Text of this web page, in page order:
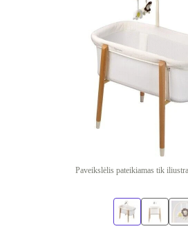
Paveikslėlis pateikiamas tik